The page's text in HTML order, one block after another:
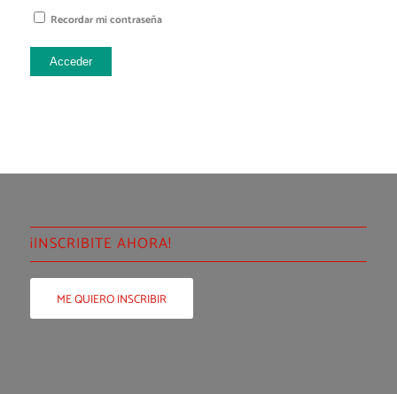
Recordar mi contraseña
Acceder
¡INSCRIBITE AHORA!
ME QUIERO INSCRIBIR